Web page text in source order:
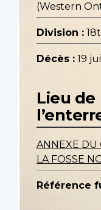
(Western
Division :
Décès : 19
Lieu de
ANNEXE DU
LA FOSSE
Référence